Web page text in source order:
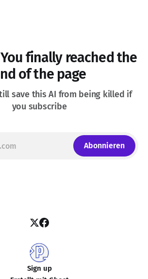
finally reached the
of the page
save this AI from being killed if
you subscribe
Abonnieren
Sign up